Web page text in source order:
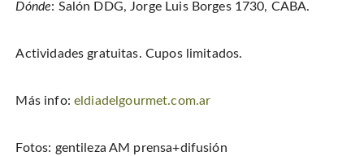
Dónde: Salón DDG, Jorge Luis Borges 1730, CABA.
Actividades gratuitas. Cupos limitados.
Más info: eldiadelgourmet.com.ar
Fotos: gentilezaAM prensa+difusión